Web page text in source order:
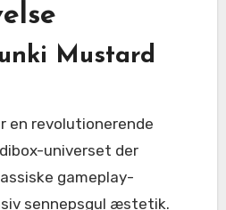
Mustard
universet der
gameplay-
sennepsgul æstetik.